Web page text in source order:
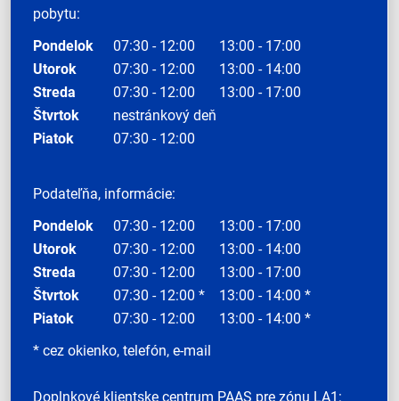
pobytu:
Pondelok
07:30 - 12:00
13:00 - 17:00
Utorok
07:30 - 12:00
13:00 - 14:00
Streda
07:30 - 12:00
13:00 - 17:00
Štvrtok
nestránkový deň
Piatok
07:30 - 12:00
Podateľňa, informácie:
Pondelok
07:30 - 12:00
13:00 - 17:00
Utorok
07:30 - 12:00
13:00 - 14:00
Streda
07:30 - 12:00
13:00 - 17:00
Štvrtok
07:30 - 12:00 *
13:00 - 14:00 *
Piatok
07:30 - 12:00
13:00 - 14:00 *
* cez okienko, telefón, e-mail
Doplnkové klientske centrum PAAS pre zónu LA1: